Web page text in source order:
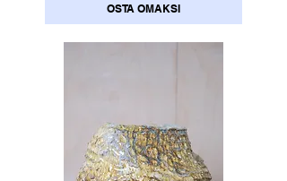
OSTA OMAKSI